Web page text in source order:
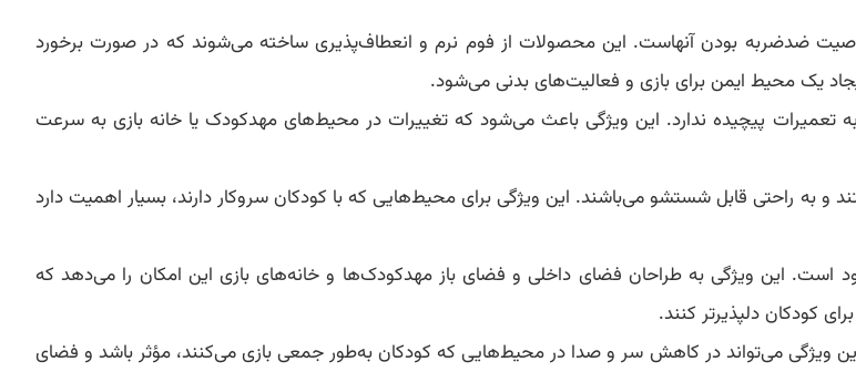
ضدضربه بودن آنهاست. این محصولات از فوم نرم و انعطاف‌پذیری ساخته می‌شوند که در صورت برخورد
یک محیط ایمن برای بازی و فعالیت‌های بدنی می‌شود.
پیچیده ندارد. این ویژگی باعث می‌شود که تغییرات در محیط‌های مهدکودک یا خانه بازی به سرعت
و به راحتی قابل شستشو می‌باشند. این ویژگی برای محیط‌هایی که با کودکان سروکار دارند، بسیار اهمیت دارد
این ویژگی به طراحان فضای داخلی و فضای باز مهدکودک‌ها و خانه‌های بازی این امکان را می‌دهد که
کودکان دلپذیرتر کنند.
ویژگی می‌تواند در کاهش سر و صدا در محیط‌هایی که کودکان به‌طور جمعی بازی می‌کنند، مؤثر باشد و فضای